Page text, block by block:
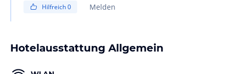
Hilfreich0 Melden
Hotelausstattung Allgemein